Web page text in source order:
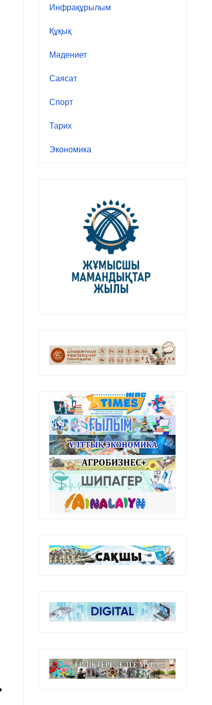
Инфрақұрылым
Құқық
Мәдениет
Саясат
Спорт
Тарих
Экономика